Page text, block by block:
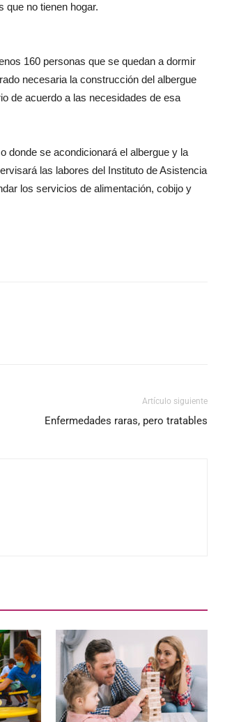
que no tienen hogar.
160 personas que se quedan a dormir
necesaria la construcción del albergue
de acuerdo a las necesidades de esa
donde se acondicionará el albergue y la
las labores del Instituto de Asistencia
los servicios de alimentación, cobijo y
Artículo siguiente
Enfermedades raras, pero tratables